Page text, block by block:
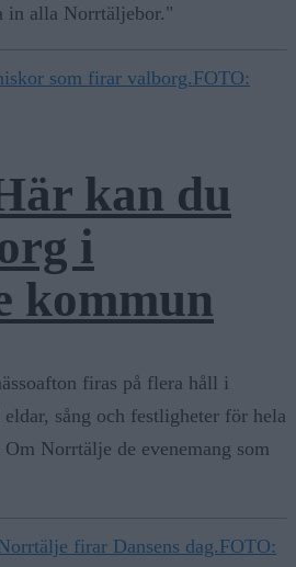
in alla Norrtäljebor."
FOTO:
kan du
i
kommun
firas på flera håll i
sång och festligheter för hela
Norrtälje de evenemang som
FOTO: